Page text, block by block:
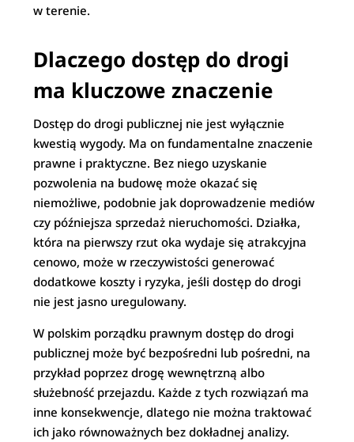
w terenie.
Dlaczego dostęp do drogi
ma kluczowe znaczenie
Dostęp do drogi publicznej nie jest wyłącznie
kwestią wygody. Ma on fundamentalne znaczenie
prawne i praktyczne. Bez niego uzyskanie
pozwolenia na budowę może okazać się
niemożliwe, podobnie jak doprowadzenie mediów
czy późniejsza sprzedaż nieruchomości. Działka,
która na pierwszy rzut oka wydaje się atrakcyjna
cenowo, może w rzeczywistości generować
dodatkowe koszty i ryzyka, jeśli dostęp do drogi
nie jest jasno uregulowany.
W polskim porządku prawnym dostęp do drogi
publicznej może być bezpośredni lub pośredni, na
przykład poprzez drogę wewnętrzną albo
służebność przejazdu. Każde z tych rozwiązań ma
inne konsekwencje, dlatego nie można traktować
ich jako równoważnych bez dokładnej analizy.